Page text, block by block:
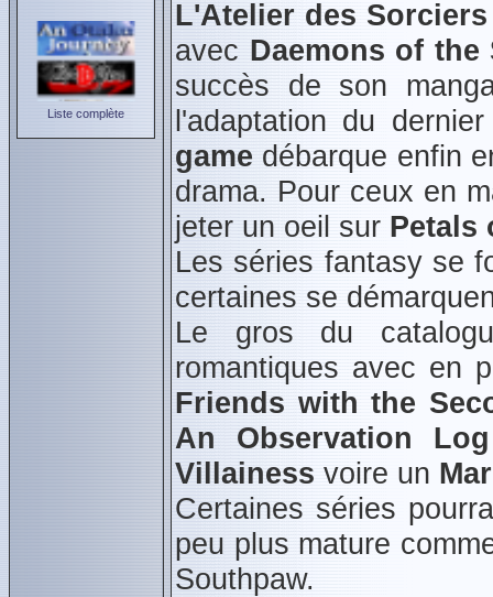
Liste complète
L'Atelier des Sorciers
avec Daemons of the
succès de son
l'adaptation du
game débarque enfin
drama. Pour ceux en
jeter un oeil sur Petals
Les séries fantasy se
certaines se
Le gros du
romantiques avec en
Friends with the
An Observation
Villainess voire un
Certaines séries
peu plus mature
Southpaw.